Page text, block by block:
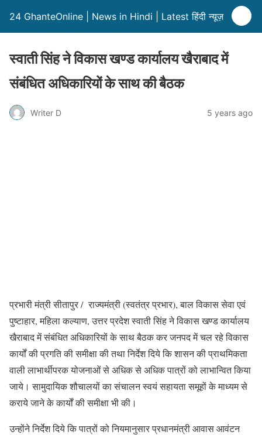
24 GhanteOnline | News in Hindi | Latest हिंदी न्यूज़
स्वाती सिंह ने विकास खण्ड कार्यालय खैराबाद में
संबंधित अधिकारियों के साथ की बैठक
Writer D 5 years ago
प्रभारी मंत्री सीतापुर / राज्यमंत्री (स्वतंत्र प्रभार), बाल विकास सेवा एवं
पुष्टाहार, महिला कल्याण, उत्तर प्रदेश स्वाती सिंह ने विकास खण्ड कार्यालय
खैराबाद में संबंधित अधिकारियों के साथ बैठक कर जनपद में चल रहे विकास
कार्यों की प्रगति की समीक्षा की तथा निर्देश दिये कि शासन की प्राथमिकता
वाली लाभार्थीपरक योजनाओं से अधिक से अधिक पात्रों को लाभान्वित किया
जाये। सामुदायिक शौचालयों का संचालन स्वयं सहायता समूहों के माध्यम से
कराये जाने के कार्यों की समीक्षा भी की।
उन्होंने निर्देश दिये कि पात्रों को नियमानुसार प्रधानमंत्री आवास आवंटन